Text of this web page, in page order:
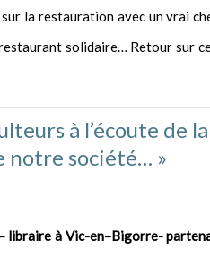
la restauration avec un vrai
solidaire… Retour sur
à l’écoute
notre société… »
libraire à Vic-en–Bigorre-